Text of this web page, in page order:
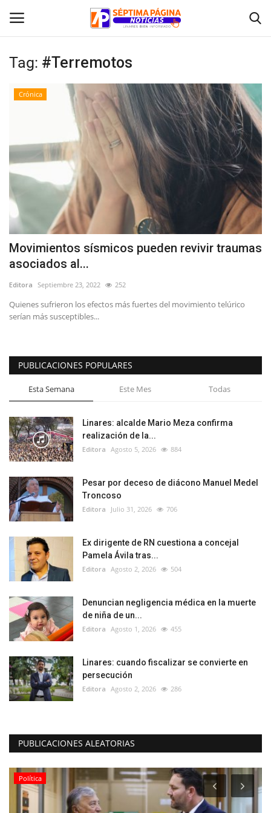
Policial
Tribunales
Deporte
Política
Espectáculos
Tag: #Terremotos
Crónica
Movimientos sísmicos pueden revivir traumas
asociados al...
Editora Septiembre 23, 2022 252
Quienes sufrieron los efectos más fuertes del movimiento telúrico
serían más susceptibles...
PUBLICACIONES POPULARES
Esta Semana Este Mes Todas
Linares: alcalde Mario Meza confirma
realización de la...
Editora Agosto 5, 2026 884
Pesar por deceso de diácono Manuel Medel
Troncoso
Editora Julio 31, 2026 706
Ex dirigente de RN cuestiona a concejal
Pamela Ávila tras...
Editora Agosto 2, 2026 504
Denuncian negligencia médica en la muerte
de niña de un...
Editora Agosto 1, 2026 455
Linares: cuando fiscalizar se convierte en
persecución
Editora Agosto 2, 2026 286
PUBLICACIONES ALEATORIAS
Política